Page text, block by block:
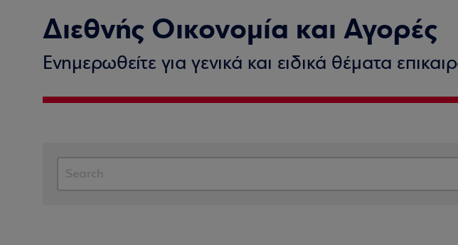
Διεθνής Οικονομία και Αγορές
Ενημερωθείτε για γενικά και ειδικά θέματα